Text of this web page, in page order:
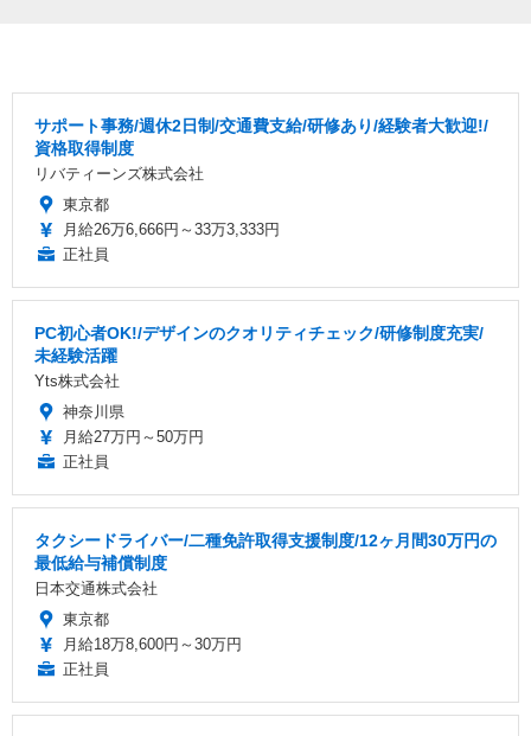
サポート事務/週休2日制/交通費支給/研修あり/経験者大歓迎!/
資格取得制度
リバティーンズ株式会社
東京都
月給26万6,666円～33万3,333円
正社員
PC初心者OK!/デザインのクオリティチェック/研修制度充実/
未経験活躍
Yts株式会社
神奈川県
月給27万円～50万円
正社員
タクシードライバー/二種免許取得支援制度/12ヶ月間30万円の
最低給与補償制度
日本交通株式会社
東京都
月給18万8,600円～30万円
正社員